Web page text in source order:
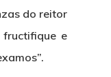
do reitor
fructifique e